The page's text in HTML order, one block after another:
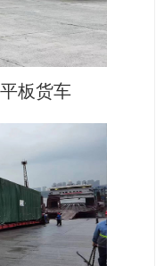
板货车